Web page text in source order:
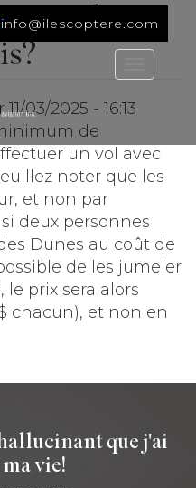
info@ilescoptere.com
de
03/2025 - 16:13
de
un vol avec
noter que les
et non par
deux personnes
Dunes au coût de
de les jumeler
le prix sera alors
chacun), et non en
que j'ai
vie!